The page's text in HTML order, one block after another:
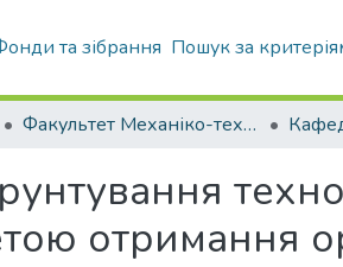
та зібрання Пошук за
Факультет Механіко-технологічний
отримання